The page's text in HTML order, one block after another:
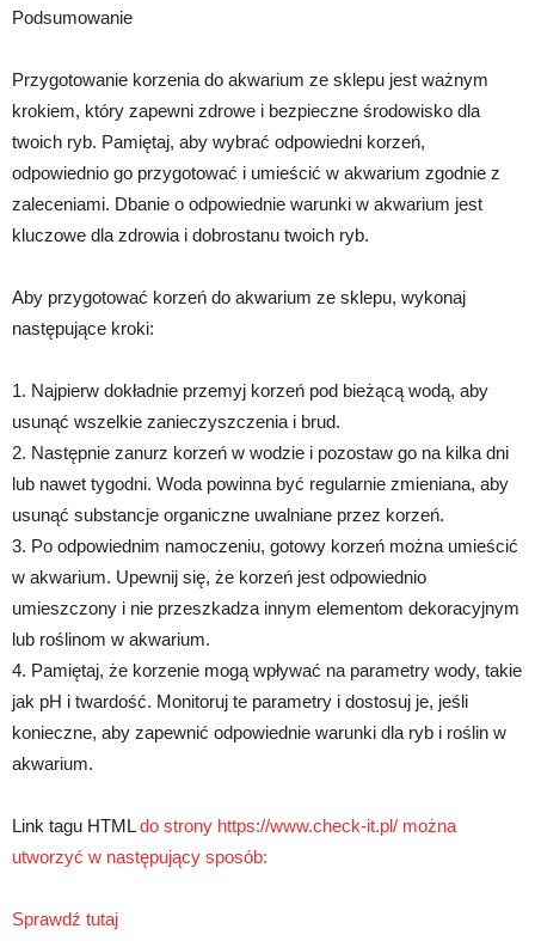
Podsumowanie
Przygotowanie korzenia do akwarium ze sklepu jest ważnym
krokiem, który zapewni zdrowe i bezpieczne środowisko dla
twoich ryb. Pamiętaj, aby wybrać odpowiedni korzeń,
odpowiednio go przygotować i umieścić w akwarium zgodnie z
zaleceniami. Dbanie o odpowiednie warunki w akwarium jest
kluczowe dla zdrowia i dobrostanu twoich ryb.
Aby przygotować korzeń do akwarium ze sklepu, wykonaj
następujące kroki:
1. Najpierw dokładnie przemyj korzeń pod bieżącą wodą, aby
usunąć wszelkie zanieczyszczenia i brud.
2. Następnie zanurz korzeń w wodzie i pozostaw go na kilka dni
lub nawet tygodni. Woda powinna być regularnie zmieniana, aby
usunąć substancje organiczne uwalniane przez korzeń.
3. Po odpowiednim namoczeniu, gotowy korzeń można umieścić
w akwarium. Upewnij się, że korzeń jest odpowiednio
umieszczony i nie przeszkadza innym elementom dekoracyjnym
lub roślinom w akwarium.
4. Pamiętaj, że korzenie mogą wpływać na parametry wody, takie
jak pH i twardość. Monitoruj te parametry i dostosuj je, jeśli
konieczne, aby zapewnić odpowiednie warunki dla ryb i roślin w
akwarium.
Link tagu HTMLdo strony https://www.check-it.pl/ można
utworzyć w następujący sposób:
Sprawdź tutaj